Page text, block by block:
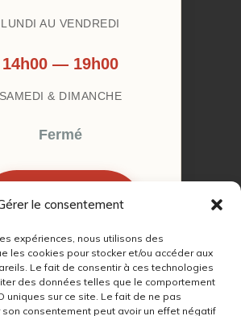
le consentement
expériences, nous utilisons des
les cookies pour stocker et/ou accéder aux
Le fait de consentir à ces technologies
des données telles que le comportement
uniques sur ce site. Le fait de ne pas
consentement peut avoir un effet négatif
LUNDI AU VENDREDI
14h00 — 19h00
SAMEDI & DIMANCHE
Fermé
RENDEZ-VOUS